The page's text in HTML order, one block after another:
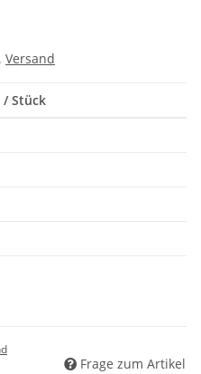
Versand
/ Stück
Frage zum Artikel